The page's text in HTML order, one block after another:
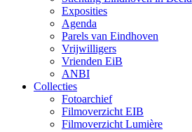
Exposities
Agenda
Parels van Eindhoven
Vrijwilligers
Vrienden EiB
ANBI
Collecties
Fotoarchief
Filmoverzicht EIB
Filmoverzicht Lumière